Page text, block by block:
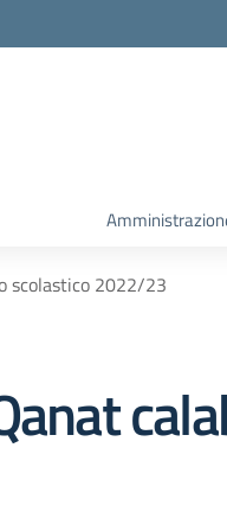
scolastico 2022/23